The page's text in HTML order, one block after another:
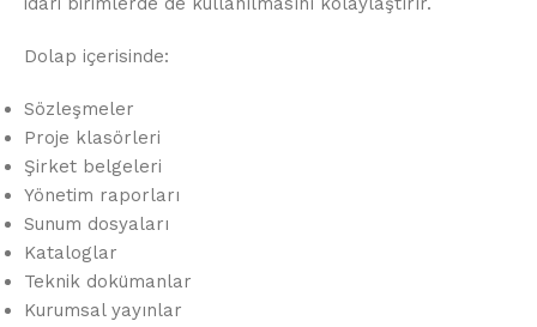
Dolap içerisinde:
Sözleşmeler
Proje klasörleri
Şirket belgeleri
Yönetim raporları
Sunum dosyaları
Kataloglar
Teknik dokümanlar
Kurumsal yayınlar